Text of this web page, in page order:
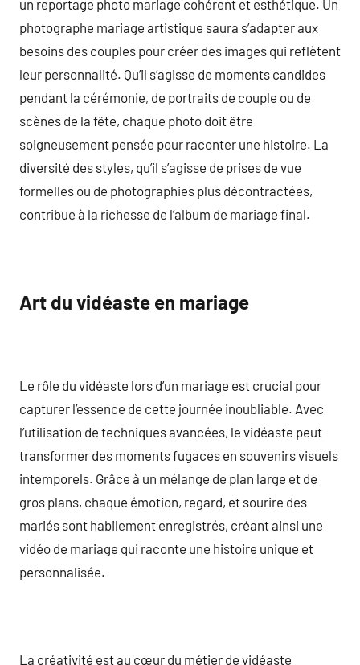
un reportage photo mariage cohérent et esthétique. Un
photographe mariage artistique saura s’adapter aux
besoins des couples pour créer des images qui reflètent
leur personnalité. Qu’il s’agisse de moments candides
pendant la cérémonie, de portraits de couple ou de
scènes de la fête, chaque photo doit être
soigneusement pensée pour raconter une histoire. La
diversité des styles, qu’il s’agisse de prises de vue
formelles ou de photographies plus décontractées,
contribue à la richesse de l’album de mariage final.
Art du vidéaste en mariage
Le rôle du vidéaste lors d’un mariage est crucial pour
capturer l’essence de cette journée inoubliable. Avec
l’utilisation de techniques avancées, le vidéaste peut
transformer des moments fugaces en souvenirs visuels
intemporels. Grâce à un mélange de plan large et de
gros plans, chaque émotion, regard, et sourire des
mariés sont habilement enregistrés, créant ainsi une
vidéo de mariage qui raconte une histoire unique et
personnalisée.
La créativité est au cœur du métier de vidéaste